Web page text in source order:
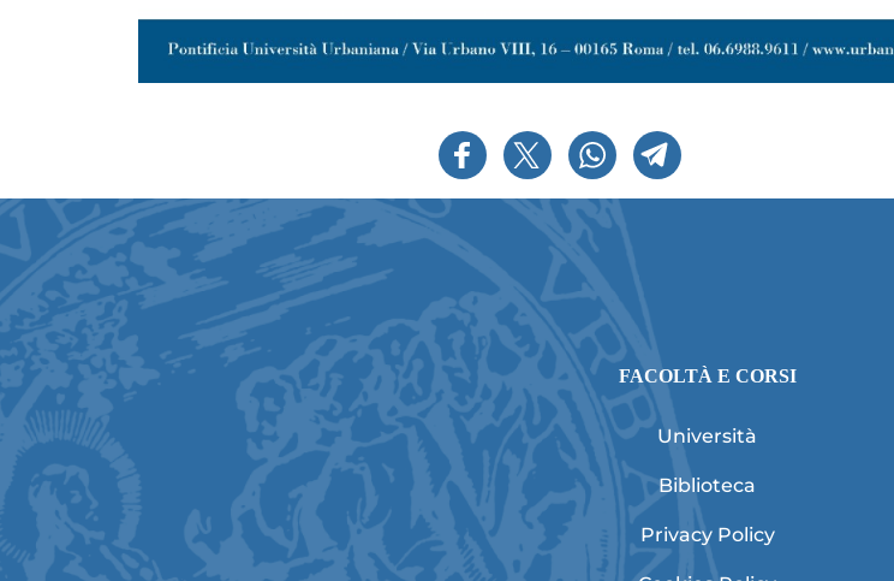
FACOLTÀ E CORSI
Università
Biblioteca
Privacy Policy